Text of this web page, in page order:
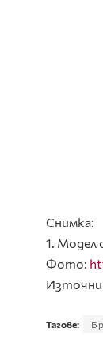
Снимка:
1. Модел
Фото:
Тагове: